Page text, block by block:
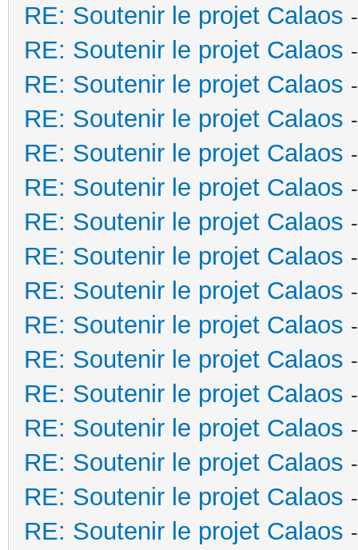
RE: Soutenir le projet Calaos
RE: Soutenir le projet Calaos
RE: Soutenir le projet Calaos
RE: Soutenir le projet Calaos
RE: Soutenir le projet Calaos
RE: Soutenir le projet Calaos
RE: Soutenir le projet Calaos
RE: Soutenir le projet Calaos
RE: Soutenir le projet Calaos
RE: Soutenir le projet Calaos
RE: Soutenir le projet Calaos
RE: Soutenir le projet Calaos
RE: Soutenir le projet Calaos
RE: Soutenir le projet Calaos
RE: Soutenir le projet Calaos
RE: Soutenir le projet Calaos